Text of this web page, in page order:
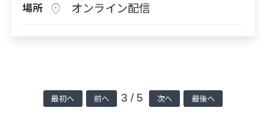
場所 location_on オンライン配信
最初へ 前へ 3 / 5 次へ 最後へ